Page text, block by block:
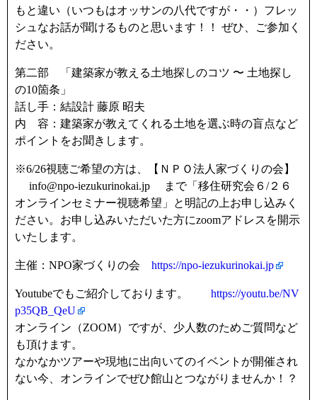
もと違い（いつもはオッサンの八代ですが・・）フレッ
シュなお話が聞けるものと思います！！ ぜひ、ご参加く
ださい。
第二部 「建築家が教える土地探しのコツ 〜 土地探し
の10箇条」
話し手：結設計 藤原 昭夫
内 容：建築家が教えてくれる土地を選ぶ時の盲点など
ポイントをお聞きします。
※6/26視聴ご希望の方は、【ＮＰＯ法人家づくりの会】
info@npo-iezukurinokai.jp まで「移住研究会６/２６
オンラインセミナー視聴希望」と明記の上お申し込みく
ださい。お申し込みいただいた方にzoomアドレスを開示
いたします。
主催：NPO家づくりの会 https://npo-iezukurinokai.jp
Youtubeでもご紹介しております。 https://youtu.be/NV
p35QB_QeU
オンライン（ZOOM）ですが、少人数のためご質問など
も頂けます。
なかなかツアーや現地に出向いてのイベントが開催され
ない今、オンラインでぜひ館山とつながりませんか！？